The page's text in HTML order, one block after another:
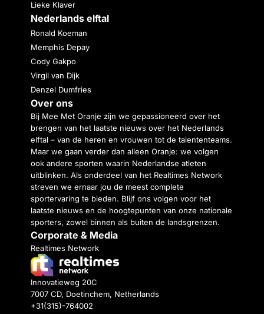
Lieke Klaver
Nederlands elftal
Ronald Koeman
Memphis Depay
Cody Gakpo
Virgil van Dijk
Denzel Dumfries
Over ons
Bij Mee Met Oranje zijn we gepassioneerd over het
brengen van het laatste nieuws over het Nederlands
elftal – van de heren en vrouwen tot de talententeams.
Maar we gaan verder dan alleen Oranje: we volgen
ook andere sporten waarin Nederlandse atleten
uitblinken. Als onderdeel van het Realtimes Network
streven we ernaar jou de meest complete
sportervaring te bieden. Blijf ons volgen voor het
laatste nieuws en de hoogtepunten van onze nationale
sporters, zowel binnen als buiten de landsgrenzen.
Corporate & Media
Realtimes Network
Innovatieweg 20C
7007 CD, Doetinchem, Netherlands
+31(315)-764002